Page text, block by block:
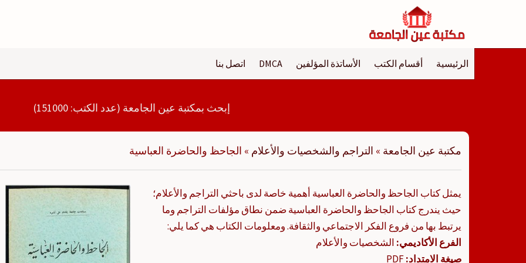
الرئيسية أقسام الكتب الأساتذة المؤلفين DMCA اتصل بنا
إبحث بمكتبة عين الجامعة (عدد الكتب: 151000)
مكتبة عين الجامعة » التراجم والشخصيات والأعلام » الجاحظ والحاضرة العباسية
يمثل كتاب الجاحظ والحاضرة العباسية أهمية خاصة لدى باحثي التراجم والأعلام؛
حيث يندرج كتاب الجاحظ والحاضرة العباسية ضمن نطاق مؤلفات التراجم وما
يرتبط بها من فروع الفكر الاجتماعي والثقافة. ومعلومات الكتاب هي كما يلي:
الفرع الأكاديمي: الشخصيات والأعلام
صيغة الامتداد: